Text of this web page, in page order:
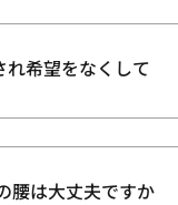
希望をなくして
は大丈夫ですか